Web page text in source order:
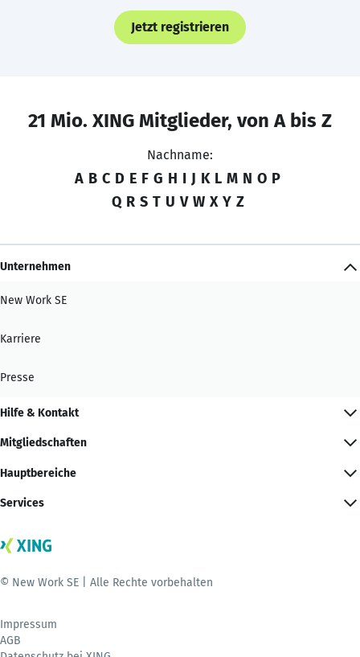
Jetzt registrieren
21 Mio. XING Mitglieder, von A bis Z
Nachname:
A B C D E F G H I J K L M N O P
Q R S T U V W X Y Z
Unternehmen
New Work SE
Karriere
Presse
Hilfe & Kontakt
Mitgliedschaften
Hauptbereiche
Services
© New Work SE | Alle Rechte vorbehalten
Impressum
AGB